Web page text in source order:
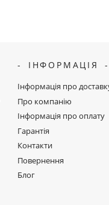
ІНФОРМАЦІЯ
Інформація про
Про компанію
Інформація про оплату
Гарантія
Контакти
Повернення
Блог